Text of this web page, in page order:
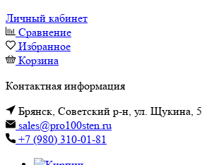
Личный кабинет
Сравнение
Избранное
Корзина
Контактная информация
Брянск, Советский р-н, ул. Щукина,
sales@pro100sten.ru
+7 (980) 310-01-81